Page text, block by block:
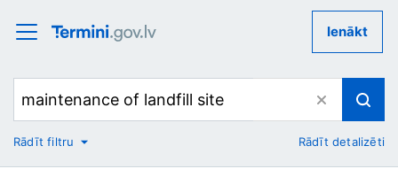
Ienākt
No
Rādīt filtru Rādīt detalizēti